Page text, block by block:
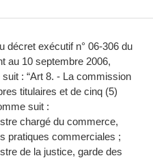
décret exécutif n° 06-306 du
au 10 septembre 2006,
: “Art 8. - La commission
titulaires et de cinq (5)
suit :
chargé du commerce,
pratiques commerciales ;
de la justice, garde des